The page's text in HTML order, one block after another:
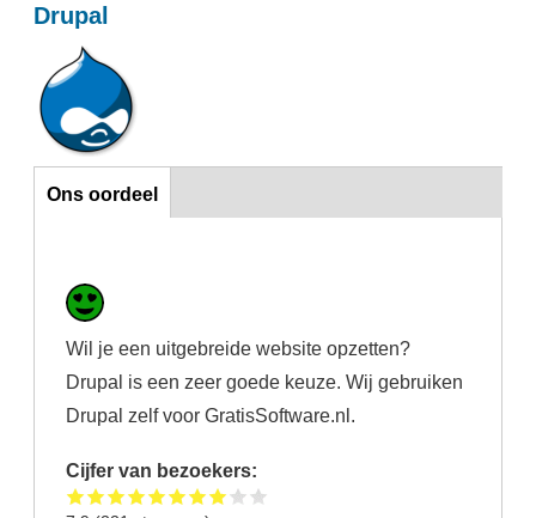
Drupal
Ons oordeel
Ons oordeel
Wil je een uitgebreide website opzetten?
Drupal is een zeer goede keuze. Wij gebruiken
Drupal zelf voor GratisSoftware.nl.
Cijfer van bezoekers: